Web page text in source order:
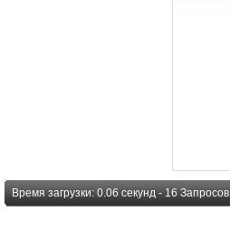
Время загрузки: 0.06 секунд - 16 Запросов